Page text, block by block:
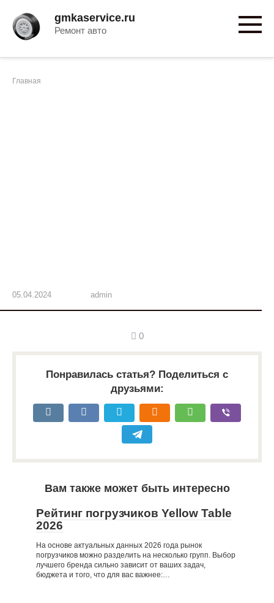
контенту
gmkaservice.ru
Ремонт авто
Главная
05.04.2024 admin
0
Понравилась статья? Поделиться с
друзьями:
Вам также может быть интересно
Рейтинг погрузчиков Yellow Table
2026
На основе актуальных данных 2026 года рынок
погрузчиков можно разделить на несколько групп. Выбор
лучшего бренда сильно зависит от ваших задач,
бюджета и того, что для вас важнее:…